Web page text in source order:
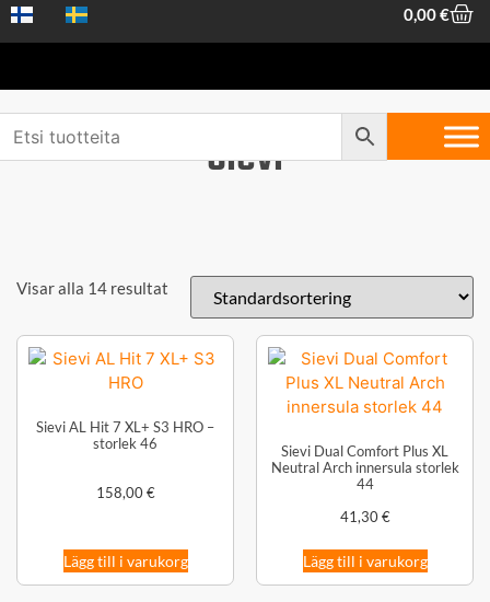
0,00€
Sievi
Visar alla 14 resultat
Sievi AL Hit 7 XL+ S3 HRO –
storlek 46
158,00€
Lägg till i varukorg
Sievi Dual Comfort Plus XL
Neutral Arch innersula storlek
44
41,30€
Lägg till i varukorg